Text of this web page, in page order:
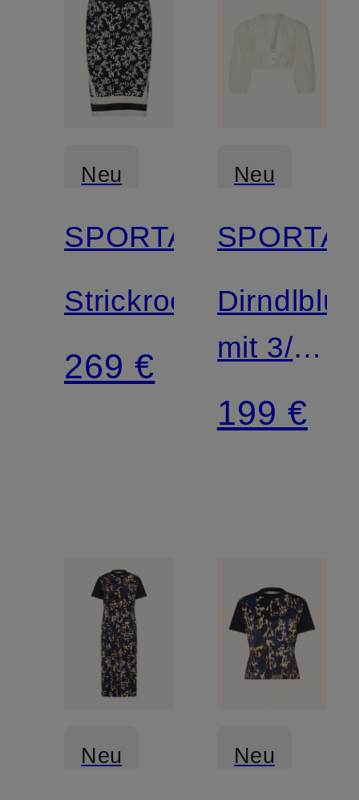
Neu
SPORTALM
Strickrock
269 €
Neu
mit 3/4-
Arm
199 €
Neu Neu